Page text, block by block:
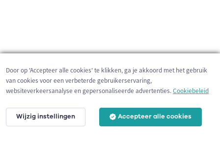
200 m
Door op 'Accepteer alle cookies' te klikken, ga je akkoord met het gebruik
van cookies voor een verbeterde gebruikerservaring,
websiteverkeersanalyse en gepersonaliseerde advertenties.Cookiebeleid
Wijzig instellingen Accepteer alle cookies